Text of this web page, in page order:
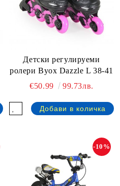
Детски регулируеми
ролери Byox Dazzle L 38-41
€50.99
99.73лв.
-10%